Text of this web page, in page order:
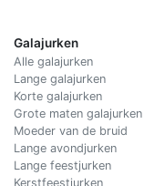
Galajurken
Alle galajurken
Lange galajurken
Korte galajurken
Grote maten galajurken
Moeder van de bruid
Lange avondjurken
Lange feestjurken
Kerstfeestjurken